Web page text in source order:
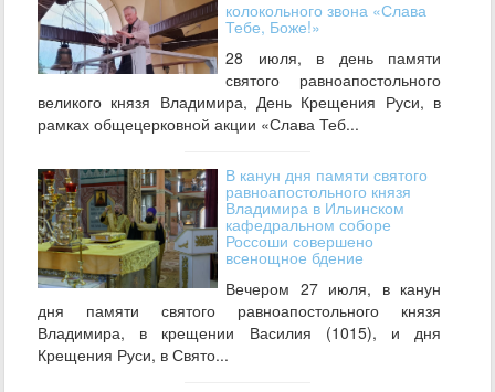
колокольного звона «Слава
Тебе, Боже!»
28 июля, в день памяти
святого равноапостольного
великого князя Владимира, День Крещения Руси, в
рамках общецерковной акции «Слава Теб...
В канун дня памяти святого
равноапостольного князя
Владимира в Ильинском
кафедральном соборе
Россоши совершено
всенощное бдение
Вечером 27 июля, в канун
дня памяти святого равноапостольного князя
Владимира, в крещении Василия (1015), и дня
Крещения Руси, в Свято...